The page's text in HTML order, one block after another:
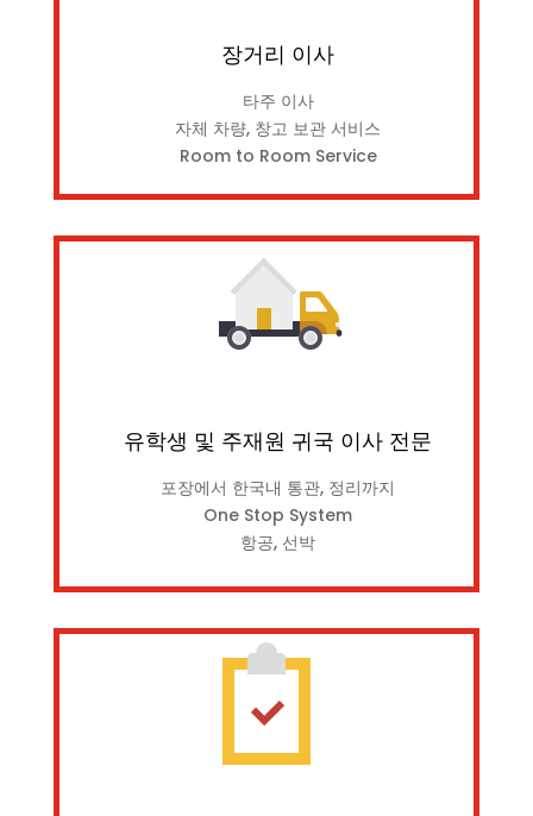
장거리 이사
타주 이사
자체 차량, 창고 보관 서비스
Room to Room Service
유학생 및 주재원 귀국 이사 전문
포장에서 한국내 통관, 정리까지
One Stop System
항공, 선박